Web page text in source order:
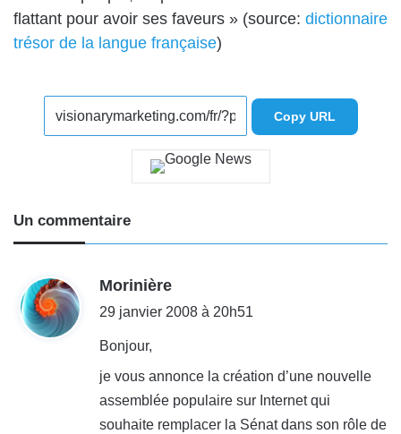
flattant pour avoir ses faveurs » (source: dictionnaire
trésor de la langue française)
Copy URL
Un commentaire
Morinière
i
:
29 janvier 2008 à 20h51
Bonjour,
je vous annonce la création d’une nouvelle
assemblée populaire sur Internet qui
souhaite remplacer la Sénat dans son rôle de